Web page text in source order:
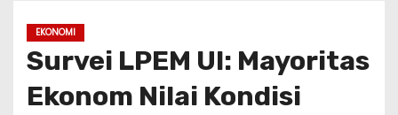
EKONOMI
Survei LPEM UI: Mayoritas
Ekonom Nilai Kondisi